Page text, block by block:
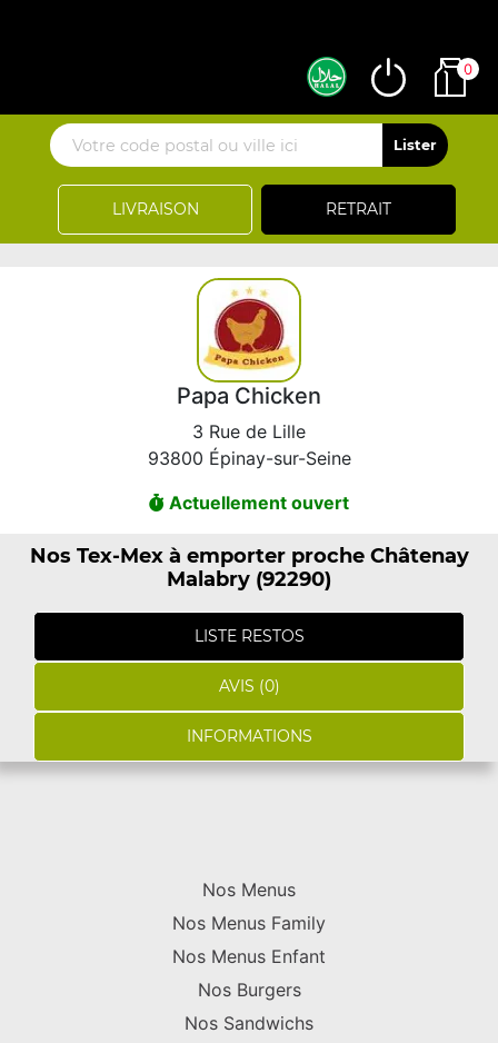
LIVRAISON RETRAIT
0
Papa Chicken
3 Rue de Lille
93800 Épinay-sur-Seine
Actuellement ouvert
Nos Tex-Mex à emporter proche Châtenay
Malabry (92290)
LISTE RESTOS
AVIS (0)
INFORMATIONS
Nos Menus
Nos Menus Family
Nos Menus Enfant
Nos Burgers
Nos Sandwichs